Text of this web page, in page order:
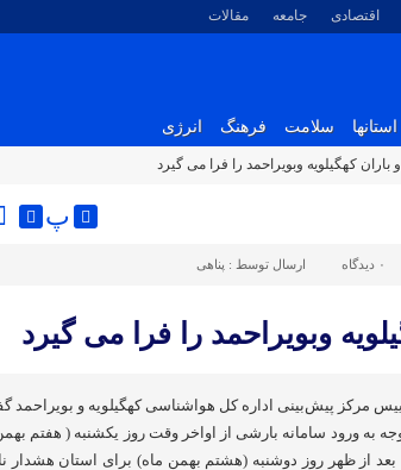
اقتصادی جامعه مقالات
استانها سلامت فرهنگ انرژی
باران کهگیلویه وبویراحمد را فرا می گیرد
پ
۰ دیدگاه ارسال توسط : پناهی
وبویراحمد را فرا می گیرد
مرکز پیش‌بینی اداره کل هواشناسی کهگیلویه و بویراحمد
به ورود سامانه بارشی از اواخر وقت روز یکشنبه ( هفتم
بعد از ظهر روز دوشنبه (هشتم بهمن ماه) برای استان هشدار